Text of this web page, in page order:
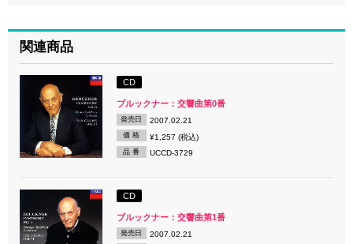
関連商品
CD
ブルックナー：交響曲第0番
発売日 2007.02.21
価 格 ¥1,257 (税込)
品 番 UCCD-3729
CD
ブルックナー：交響曲第1番
発売日 2007.02.21